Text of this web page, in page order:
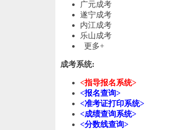
广元成考
遂宁成考
内江成考
乐山成考
更多+
成考系统:
<指导报名系统>
<报名查询>
<准考证打印系统>
<成绩查询系统>
<分数线查询>